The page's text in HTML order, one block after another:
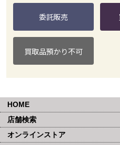
委託販売
買取品預かり不可
HOME
店舗検索
オンラインストア